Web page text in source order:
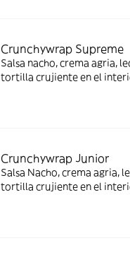
Crunchywrap Supreme
Salsa nacho, crema agria,
tortilla crujiente en el
Crunchywrap Junior
Salsa Nacho, crema agria,
tortilla crujiente en el
Crunchywrap Junior